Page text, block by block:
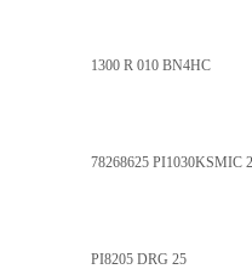
1300 R 010 BN4HC
78268625 PI1030KSMIC
PI8205 DRG 25